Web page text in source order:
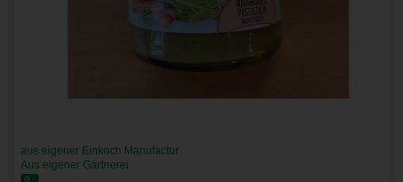
aus eigener Einkoch Manufactur
Aus eigener Gärtnerei